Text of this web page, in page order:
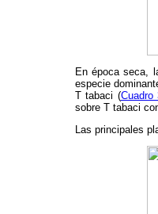
En época seca,
especie
T tabaci (Cuadro
sobre T tabaci
Las principales